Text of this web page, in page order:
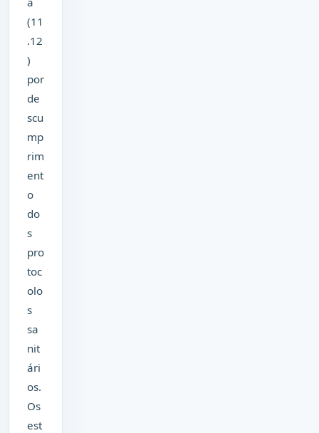
(11
.12
)
por
de
scu
mp
rim
ent
o
do
s
pro
toc
olo
s
sa
nit
ári
os.
Os
est